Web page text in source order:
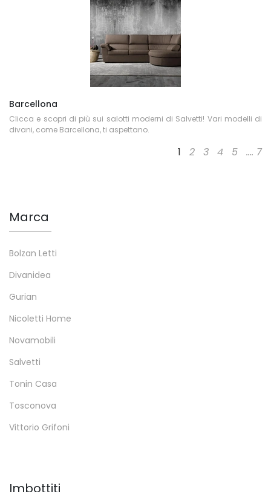
Barcellona
Clicca e scopri di più sui salotti moderni di Salvetti! Vari modelli di
divani, come Barcellona, ti aspettano.
1 2 3 4 5 .... 7
Marca
Bolzan Letti
Divanidea
Gurian
Nicoletti Home
Novamobili
Salvetti
Tonin Casa
Tosconova
Vittorio Grifoni
Imbottiti